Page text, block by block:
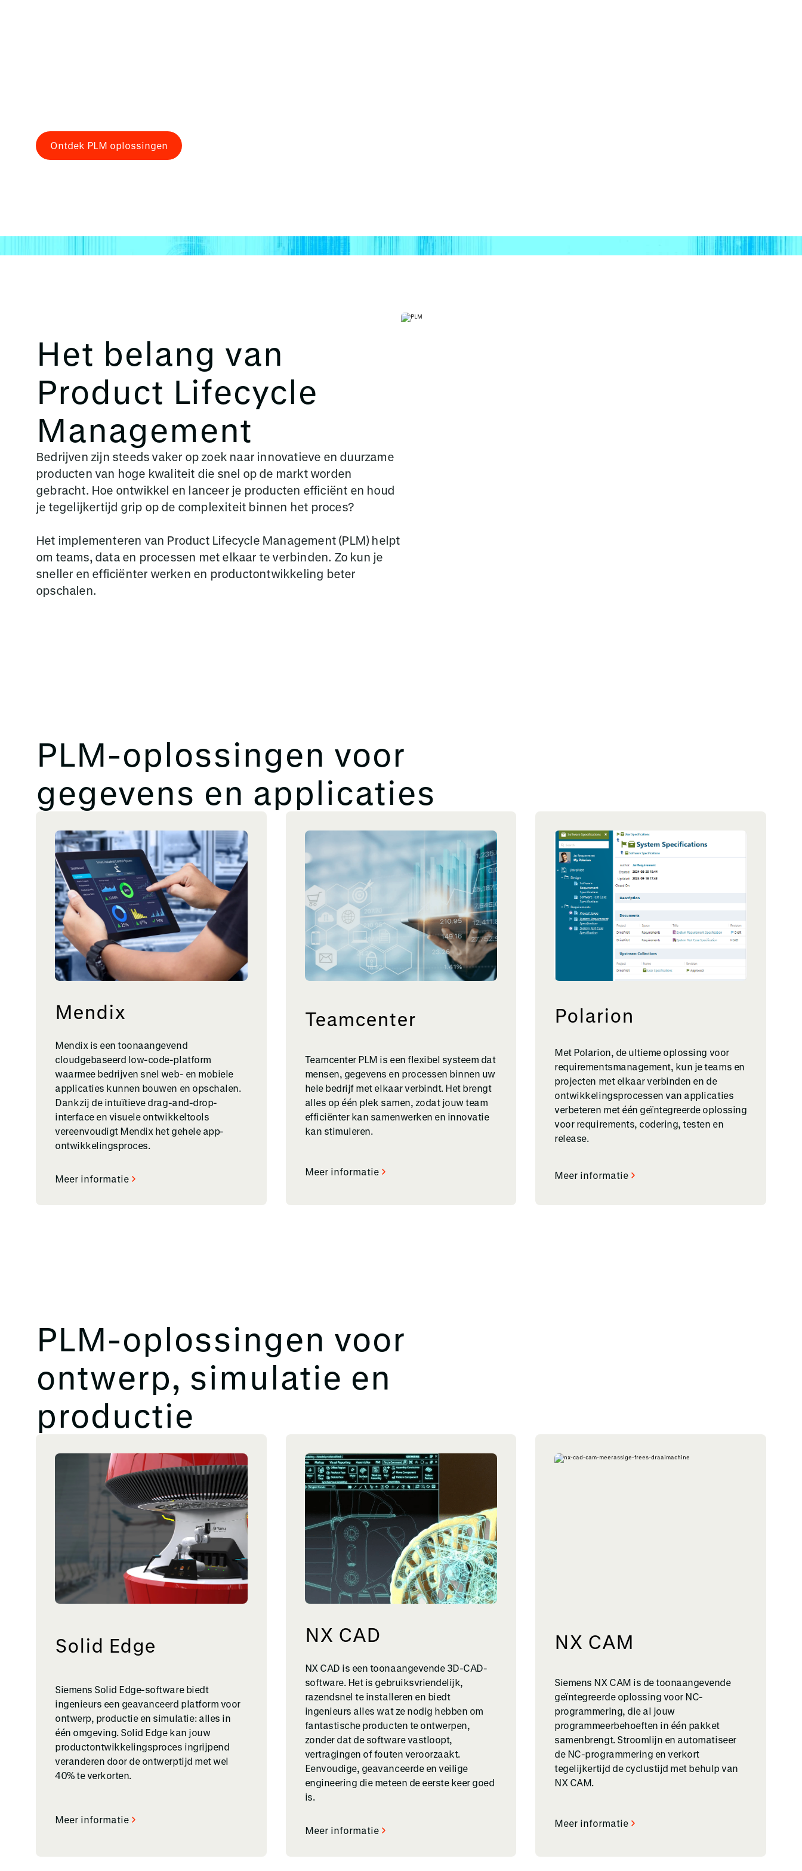
Ontdek PLM oplossingen
Het belang van
Product Lifecycle
Management
Bedrijven zijn steeds vaker op zoek naar innovatieve en duurzame
producten van hoge kwaliteit die snel op de markt worden
gebracht. Hoe ontwikkel en lanceer je producten efficiënt en houd
je tegelijkertijd grip op de complexiteit binnen het proces?
Het implementeren van Product Lifecycle Management (PLM) helpt
om teams, data en processen met elkaar te verbinden. Zo kun je
sneller en efficiënter werken en productontwikkeling beter
opschalen.
PLM-oplossingen voor
gegevens en applicaties
Mendix
Mendix is een toonaangevend
cloudgebaseerd low-code-platform
waarmee bedrijven snel web- en mobiele
applicaties kunnen bouwen en opschalen.
Dankzij de intuïtieve drag-and-drop-
interface en visuele ontwikkeltools
vereenvoudigt Mendix het gehele app-
ontwikkelingsproces.
Meer informatie
Teamcenter
Teamcenter PLM is een flexibel systeem dat
mensen, gegevens en processen binnen uw
hele bedrijf met elkaar verbindt. Het brengt
alles op één plek samen, zodat jouw team
efficiënter kan samenwerken en innovatie
kan stimuleren.
Meer informatie
Polarion
Met Polarion, de ultieme oplossing voor
requirementsmanagement, kun je teams en
projecten met elkaar verbinden en de
ontwikkelingsprocessen van applicaties
verbeteren met één geïntegreerde oplossing
voor requirements, codering, testen en
release.
Meer informatie
PLM-oplossingen voor
ontwerp, simulatie en
productie
Solid Edge
Siemens Solid Edge-software biedt
ingenieurs een geavanceerd platform voor
ontwerp, productie en simulatie: alles in
één omgeving. Solid Edge kan jouw
productontwikkelingsproces ingrijpend
veranderen door de ontwerptijd met wel
40% te verkorten.
Meer informatie
NX CAD
NX CAD is een toonaangevende 3D-CAD-
software. Het is gebruiksvriendelijk,
razendsnel te installeren en biedt
ingenieurs alles wat ze nodig hebben om
fantastische producten te ontwerpen,
zonder dat de software vastloopt,
vertragingen of fouten veroorzaakt.
Eenvoudige, geavanceerde en veilige
engineering die meteen de eerste keer goed
is.
Meer informatie
NX CAM
Siemens NX CAM is de toonaangevende
geïntegreerde oplossing voor NC-
programmering, die al jouw
programmeerbehoeften in één pakket
samenbrengt. Stroomlijn en automatiseer
de NC-programmering en verkort
tegelijkertijd de cyclustijd met behulp van
NX CAM.
Meer informatie